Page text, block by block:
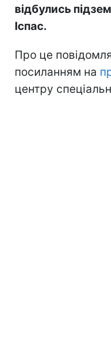
відбулись
Іспас.
Про це
посиланням на
центру